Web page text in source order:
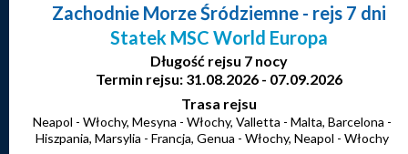
Zachodnie Morze Śródziemne- rejs 7 dni
Statek MSC World Europa
Długość rejsu 7 nocy
Termin rejsu: 31.08.2026 - 07.09.2026
Trasa rejsu
Neapol - Włochy, Mesyna - Włochy, Valletta - Malta, Barcelona -
Hiszpania, Marsylia - Francja, Genua - Włochy, Neapol - Włochy